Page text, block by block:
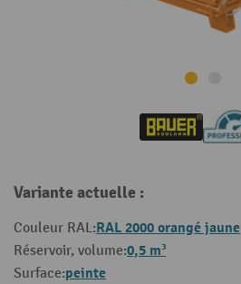
Variante actuelle :
Couleur RAL:RAL 2000 orangé jaune
Réservoir, volume:0,5 m³
Surface:peinte